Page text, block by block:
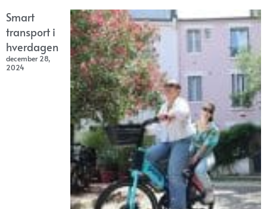
Smart
transport i
hverdagen
december 28,
2024